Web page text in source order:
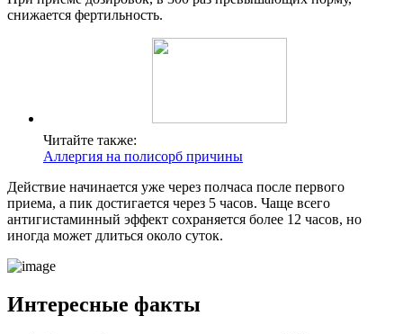
снижается фертильность.
Читайте также:
Аллергия на полисорб причины
Действие начинается уже через полчаса после первого
приема, а пик достигается через 5 часов. Чаще всего
антигистаминный эффект сохраняется более 12 часов, но
иногда может длиться около суток.
Интересные факты